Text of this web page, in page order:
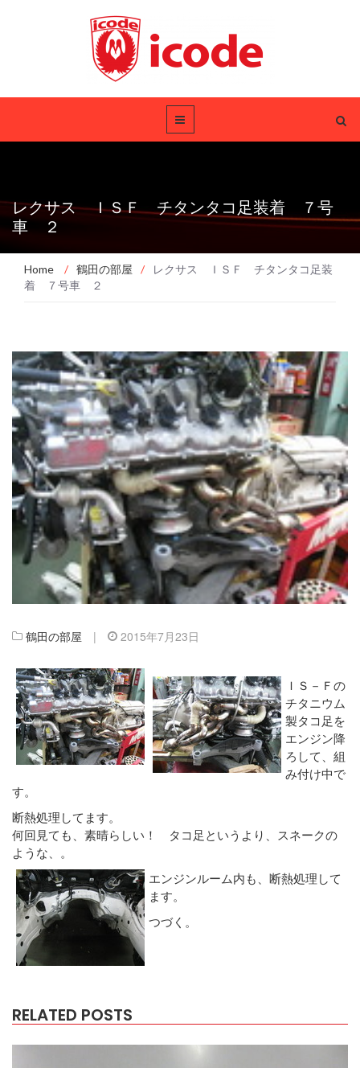
レクサス ＩＳＦ チタンタコ足装着 ７号
車 ２
Home / 鶴田の部屋 /
レクサス ＩＳＦ チタンタコ足装
着 ７号車 ２
鶴田の部屋 | 2015年7月23日
ＩＳ－Ｆの
チタニウム
製タコ足を
エンジン降
ろして、組
み付け中で
す。
断熱処理してます。
何回見ても、素晴らしい！ タコ足というより、スネークの
ような、。
エンジンルーム内も、断熱処理して
ます。
つづく。
RELATED POSTS